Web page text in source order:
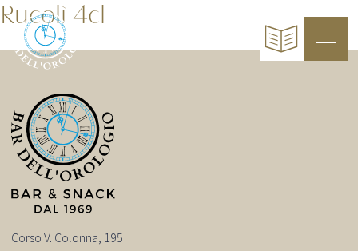
Rucolì 4cl
Corso V. Colonna, 195